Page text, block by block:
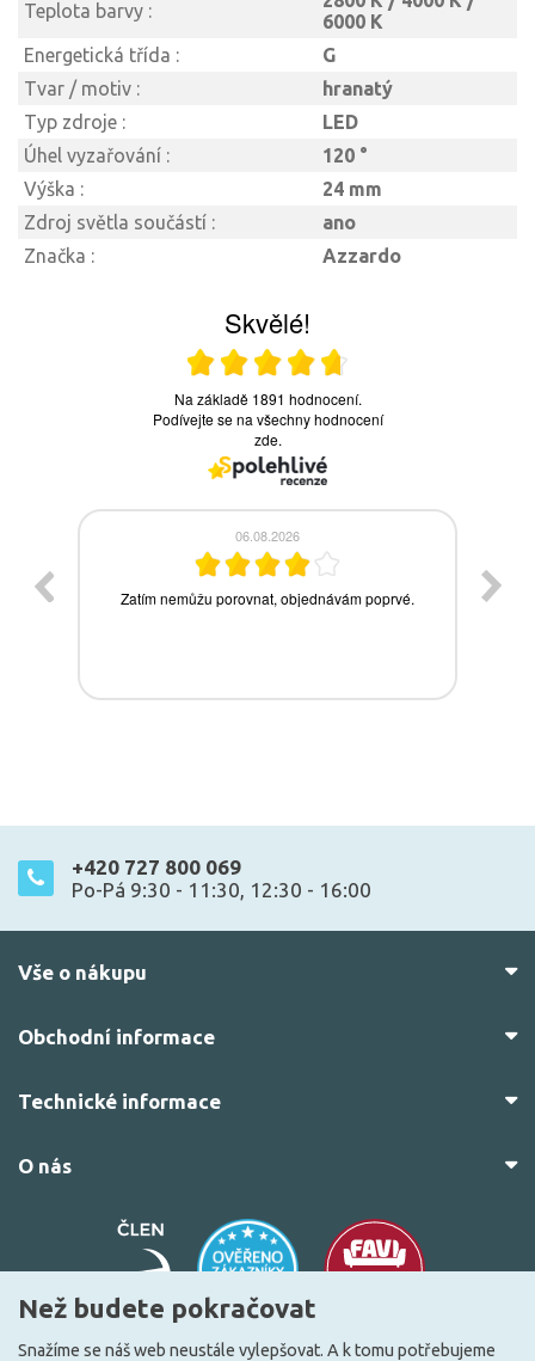
Teplota barvy :
6000 K
Energetická třída :
G
Tvar / motiv :
hranatý
Typ zdroje :
LED
Úhel vyzařování :
120 °
Výška :
24 mm
Zdroj světla součástí :
ano
Značka :
Azzardo
+420 727 800 069
Po-Pá 9:30 - 11:30, 12:30 - 16:00
Vše o nákupu
Obchodní informace
Technické informace
O nás
Než budete pokračovat
Snažíme se náš web neustále vylepšovat. A k tomu potřebujeme